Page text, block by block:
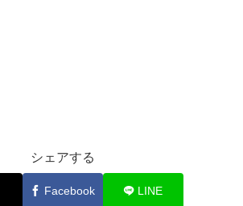
シェアする
Facebook LINE